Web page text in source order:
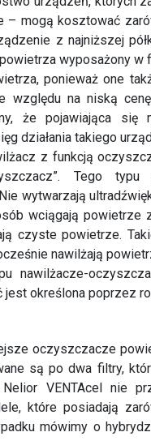
ponieważ one
względu na niską
że pojawiająca
działania takiego
z funkcją
Tego
wytwarzają
wciągają powietrze
czyste powietrze.
nawilżają
nawilżacze-
określona poprzez
oczyszczacze
są po dwa filtry,
mówimy o
urządzenia do
zagwarantujemy
regularnie myć,